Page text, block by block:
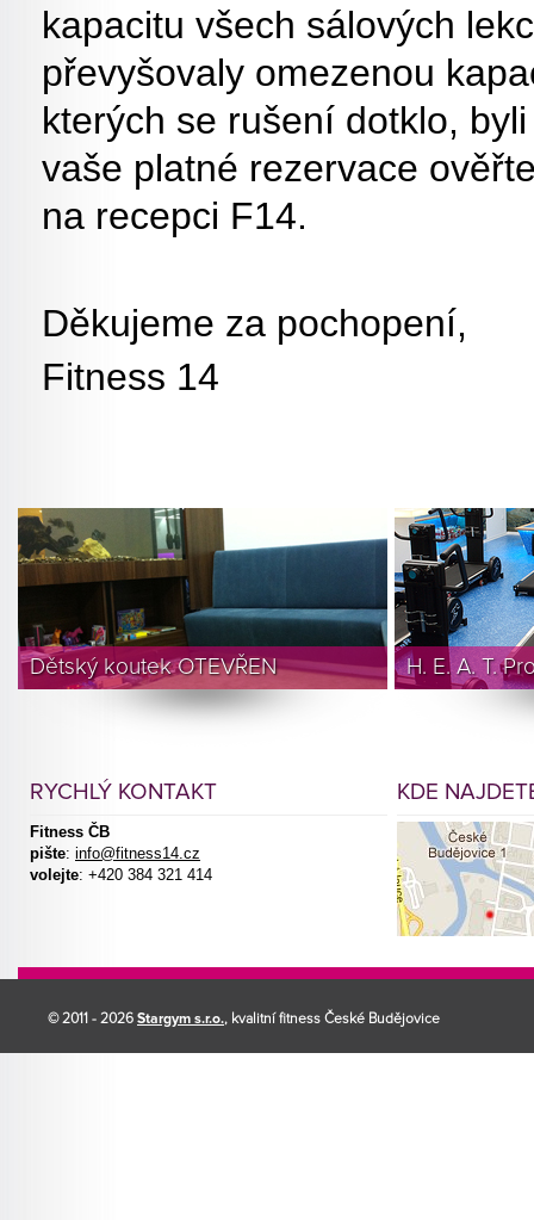
kapacitu všech sálových
převyšovaly omezenou
kterých se rušení dotklo,
vaše platné rezervace
na recepci F14.
Děkujeme za pochopení,
Fitness 14
Dětský koutek OTEVŘEN H. E. A. T.
RYCHLÝ KONTAKT
Fitness ČB
pište: info@fitness14.cz
volejte: +420 384 321 414
KDE
© 2011 - 2026 Stargym s.r.o., kvalitní fitness České Budějovice